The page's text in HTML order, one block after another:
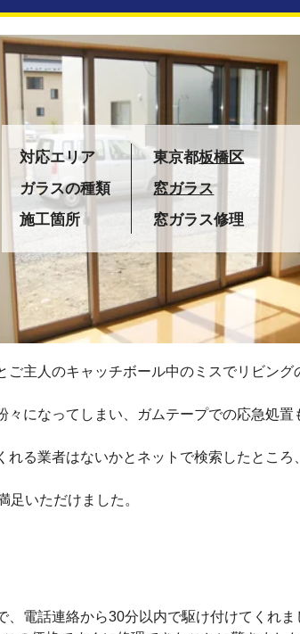
対応エリア 東京都板橋区
ガラスの種類
窓ガラス
施工箇所
窓ガラス修理
主人のキャッチボール中のミスでリビング
になってしまい、ガムテープでの応急処置
る業者はないかとネットで検索したところ
いただけました。
電話連絡から30分以内で駆け付けてくれま